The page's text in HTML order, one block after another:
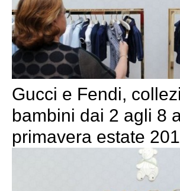
Gucci e Fendi,
bambini dai 2 agli 8
primavera estate